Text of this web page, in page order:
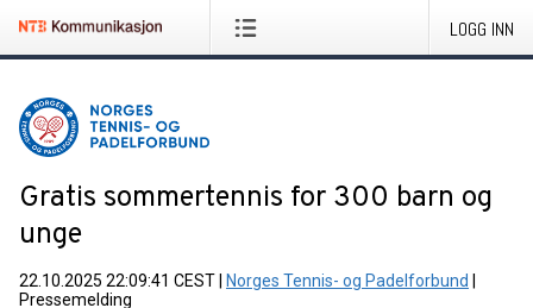
LOGG INN
Gratis sommertennis for 300 barn og
unge
22.10.2025 22:09:41 CEST Norges Tennis- og Padelforbund
Pressemelding